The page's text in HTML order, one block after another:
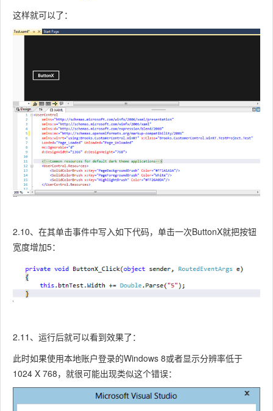
这样就可以了：
2.10、在其单击事件中写入如下代码，单击一次ButtonX就把按钮
宽度增加5：
2.11、运行后就可以看到效果了：
此时如果使用本地账户登录的Windows 8或者显示分辨率低于
1024 X 768，就很可能出现类似这个错误：